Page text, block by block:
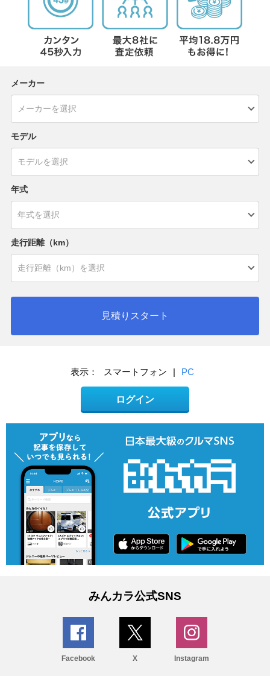
メーカー
モデル
年式
走行距離（km）
見積りスタート
表示： スマートフォン | PC
ログイン
みんカラ公式SNS
Facebook X Instagram